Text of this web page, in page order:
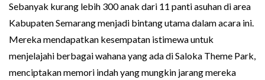
Sebanyak kurang lebih 300 anak dari 11 panti asuhan di area
Kabupaten Semarang menjadi bintang utama dalam acara ini.
Mereka mendapatkan kesempatan istimewa untuk
menjelajahi berbagai wahana yang ada di Saloka Theme Park,
menciptakan memori indah yang mungkin jarang mereka